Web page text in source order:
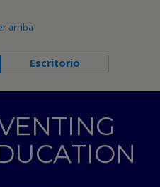
arriba
Escritorio